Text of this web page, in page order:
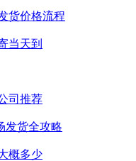
货价格流程
当天到
司推荐
发货全攻略
概多少